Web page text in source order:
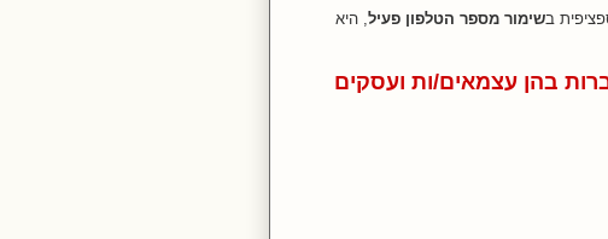
בשימור מספר הטלפון פעיל, היא
הנוכחי מוקדש ל-18 חברות בהן עצמאים/ות ועסקים